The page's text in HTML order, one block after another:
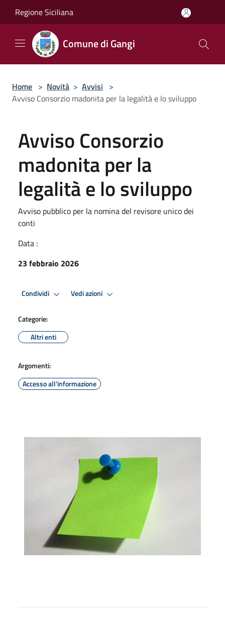
Regione Siciliana
Comune di Gangi
Home > Novità > Avvisi >
Avviso Consorzio madonita per la legalità e lo sviluppo
Avviso Consorzio
madonita per la
legalità e lo sviluppo
Avviso pubblico per la nomina del revisore unico dei
conti
Data :
23 febbraio 2026
Condividi Vedi azioni
Categorie:
Altri enti
Argomenti:
Accesso all'informazione